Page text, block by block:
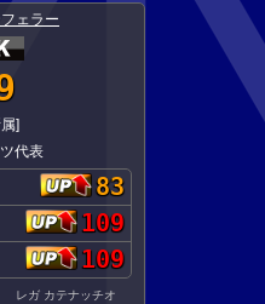
ェラー
]
代表
83
109
109
レガ カテナッチオ